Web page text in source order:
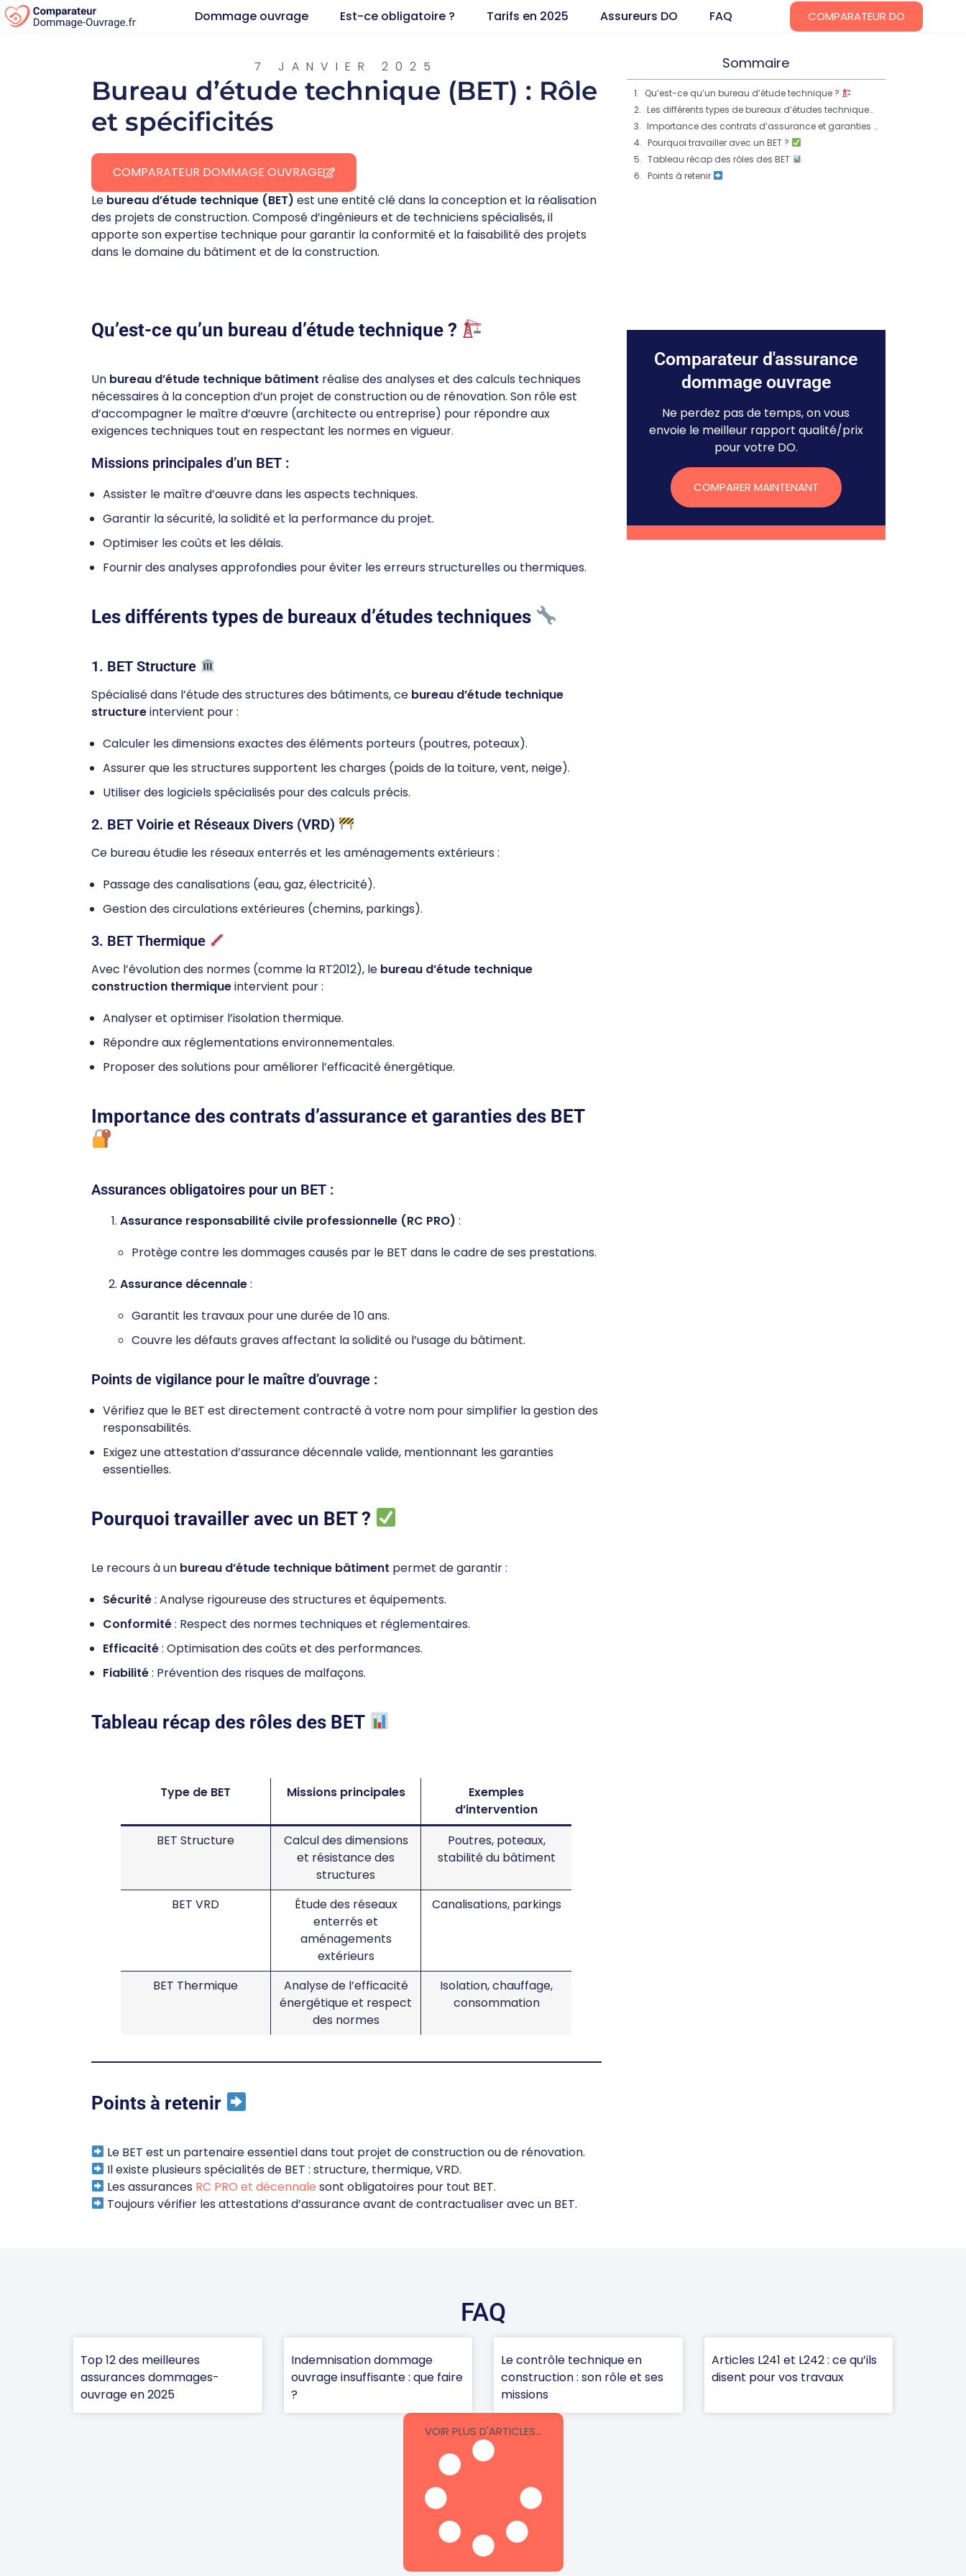
Dommage ouvrage Est-ce obligatoire ? Tarifs en 2025 Assureurs DO FAQ COMPARATEUR DO
7 JANVIER 2025
Bureau d’étude technique (BET) : Rôle
et spécificités
COMPARATEUR DOMMAGE OUVRAGE
Le bureau d’étude technique (BET) est une entité clé dans la conception et la réalisation
des projets de construction. Composé d’ingénieurs et de techniciens spécialisés, il
apporte son expertise technique pour garantir la conformité et la faisabilité des projets
dans le domaine du bâtiment et de la construction.
Qu’est-ce qu’un bureau d’étude technique ?
Un bureau d’étude technique bâtiment réalise des analyses et des calculs techniques
nécessaires à la conception d’un projet de construction ou de rénovation. Son rôle est
d’accompagner le maître d’œuvre (architecte ou entreprise) pour répondre aux
exigences techniques tout en respectant les normes en vigueur.
Missions principales d’un BET :
Assister le maître d’œuvre dans les aspects techniques.
Garantir la sécurité, la solidité et la performance du projet.
Optimiser les coûts et les délais.
Fournir des analyses approfondies pour éviter les erreurs structurelles ou thermiques.
Les différents types de bureaux d’études techniques
1. BET Structure
Spécialisé dans l’étude des structures des bâtiments, ce bureau d’étude technique
structureintervient pour :
Calculer les dimensions exactes des éléments porteurs (poutres, poteaux).
Assurer que les structures supportent les charges (poids de la toiture, vent, neige).
Utiliser des logiciels spécialisés pour des calculs précis.
2. BET Voirie et Réseaux Divers (VRD)
Ce bureau étudie les réseaux enterrés et les aménagements extérieurs :
Passage des canalisations (eau, gaz, électricité).
Gestion des circulations extérieures (chemins, parkings).
3. BET Thermique
Avec l’évolution des normes (comme la RT2012), le bureau d’étude technique
construction thermiqueintervient pour :
Analyser et optimiser l’isolation thermique.
Répondre aux réglementations environnementales.
Proposer des solutions pour améliorer l’efficacité énergétique.
Importance des contrats d’assurance et garanties des BET
Assurances obligatoires pour un BET :
Assurance responsabilité civile professionnelle (RC PRO) :
Protège contre les dommages causés par le BET dans le cadre de ses prestations.
Assurance décennale:
Garantit les travaux pour une durée de 10 ans.
Couvre les défauts graves affectant la solidité ou l’usage du bâtiment.
Points de vigilance pour le maître d’ouvrage :
Vérifiez que le BET est directement contracté à votre nom pour simplifier la gestion des
responsabilités.
Exigez une attestation d’assurance décennale valide, mentionnant les garanties
essentielles.
Pourquoi travailler avec un BET ?
Le recours à un bureau d’étude technique bâtiment permet de garantir :
Sécurité: Analyse rigoureuse des structures et équipements.
Conformité: Respect des normes techniques et réglementaires.
Efficacité: Optimisation des coûts et des performances.
Fiabilité: Prévention des risques de malfaçons.
Tableau récap des rôles des BET
Type de BET Missions principales
Exemples
d’intervention
BET Structure
Calcul des dimensions
et résistance des
structures
Poutres, poteaux,
stabilité du bâtiment
BET VRD
Étude des réseaux
enterrés et
aménagements
extérieurs
Canalisations, parkings
BET Thermique
Analyse de l’efficacité
énergétique et respect
des normes
Isolation, chauffage,
consommation
Points à retenir
Le BET est un partenaire essentiel dans tout projet de construction ou de rénovation.
Il existe plusieurs spécialités de BET : structure, thermique, VRD.
Les assurances RC PRO et décennale sont obligatoires pour tout BET.
Toujours vérifier les attestations d’assurance avant de contractualiser avec un BET.
Sommaire
Qu’est-ce qu’un bureau d’étude technique ?
Les différents types de bureaux d’études techniques
Importance des contrats d’assurance et garanties des BET
Pourquoi travailler avec un BET ?
Tableau récap des rôles des BET
Points à retenir
Comparateur d'assurance
dommage ouvrage
Ne perdez pas de temps, on vous
envoie le meilleur rapport qualité/prix
pour votre DO.
COMPARER MAINTENANT
FAQ
Top 12 des meilleures
assurances dommages-
ouvrage en 2025
Indemnisation dommage
ouvrage insuffisante : que faire
?
Le contrôle technique en
construction : son rôle et ses
missions
Articles L241 et L242 : ce qu’ils
disent pour vos travaux
VOIR PLUS D'ARTICLES...